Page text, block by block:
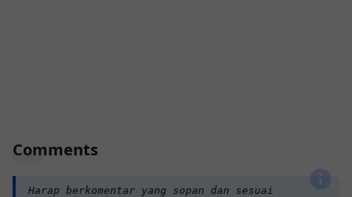
Comments
Harap berkomentar yang sopan dan sesuai